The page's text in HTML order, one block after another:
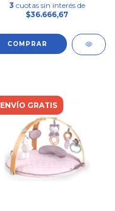
3 cuotas sin interés de
$36.666,67
ENVÍO GRATIS